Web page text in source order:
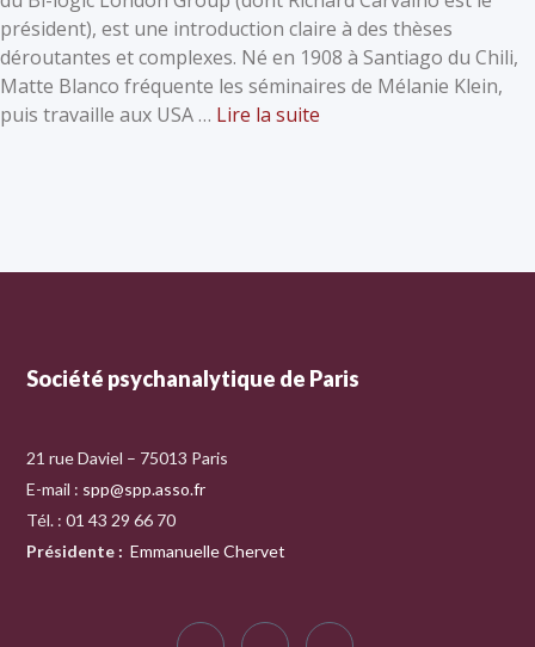
président), est une introduction claire à des thèses
déroutantes et complexes. Né en 1908 à Santiago du Chili,
Matte Blanco fréquente les séminaires de Mélanie Klein,
puis travaille aux USA … Lire la suite
Société psychanalytique de Paris
21 rue Daviel – 75013 Paris
E-mail : spp@spp.asso.fr
Tél. : 01 43 29 66 70
Présidente : Emmanuelle Chervet